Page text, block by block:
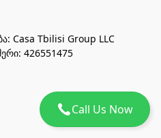
Call Us Now
Casa Tbilisi Group LLC
426551475